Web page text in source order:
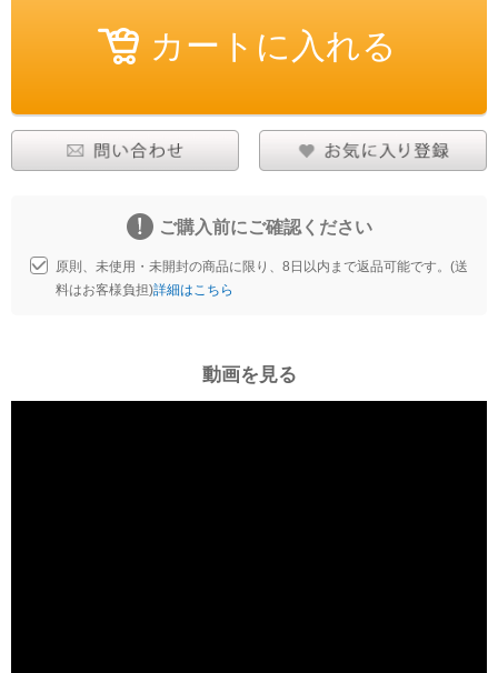
ご購入前にご確認ください
原則、未使用・未開封の商品に限り、8日以内まで返品可能です。(送
料はお客様負担)詳細はこちら
動画を見る